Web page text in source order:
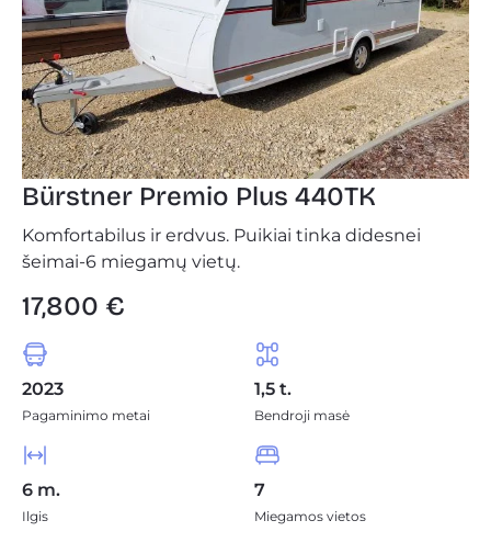
Bürstner Premio Plus 440TK
Komfortabilus ir erdvus. Puikiai tinka didesnei
šeimai-6 miegamų vietų.
17,800 €
2023
Pagaminimo metai
1,5 t.
Bendroji masė
6 m.
Ilgis
7
Miegamos vietos